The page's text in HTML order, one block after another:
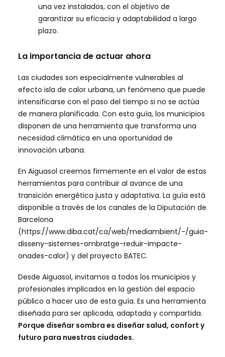
una vez instalados, con el objetivo de
garantizar su eficacia y adaptabilidad a largo
plazo.
La importancia de actuar ahora
Las ciudades son especialmente vulnerables al
efecto isla de calor urbana, un fenómeno que puede
intensificarse con el paso del tiempo si no se actúa
de manera planificada. Con esta guía, los municipios
disponen de una herramienta que transforma una
necesidad climática en una oportunidad de
innovación urbana.
En Aiguasol creemos firmemente en el valor de estas
herramientas para contribuir al avance de una
transición energética justa y adaptativa. La guía está
disponible a través de los canales de la Diputación de
Barcelona
(https://www.diba.cat/ca/web/mediambient/-/guia-
disseny-sistemes-ombratge-reduir-impacte-
onades-calor) y del proyecto BATEC.
Desde Aiguasol, invitamos a todos los municipios y
profesionales implicados en la gestión del espacio
público a hacer uso de esta guía. Es una herramienta
diseñada para ser aplicada, adaptada y compartida.
Porque diseñar sombra es diseñar salud, confort y
futuro para nuestras ciudades.